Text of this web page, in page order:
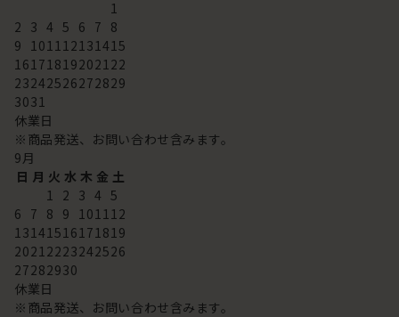
1
2 3 4 5 6 7 8
9
10 11 12 13 14 15
16 17 18 192021 22
23242526272829
3031
休業日
※商品発送、お問い合わせ含みます。
9 月
日 月 火 水 木 金 土
1
2 3 4 5
6 7 8 9 10 11 12
13 14 15 16 17 18 19
2021 2223242526
27282930
休業日
※商品発送、お問い合わせ含みます。